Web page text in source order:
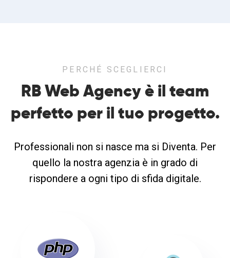
PERCHÉ SCEGLIERCI
RB Web Agency è il team
perfetto per il tuo progetto.
Professionali non si nasce ma si Diventa. Per
quello la nostra agenzia è in grado di
rispondere a ogni tipo di sfida digitale.